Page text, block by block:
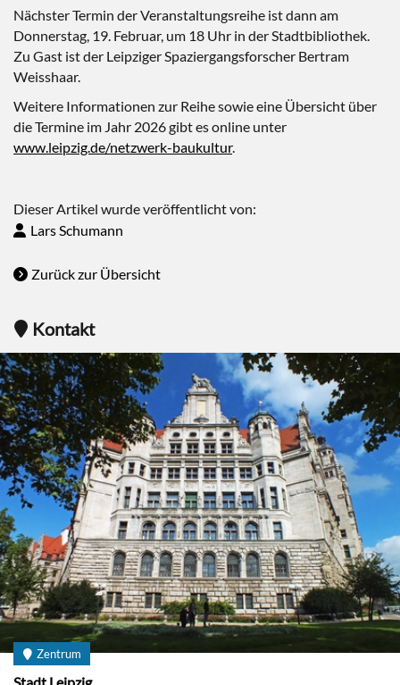
Nächster Termin der Veranstaltungsreihe ist dann am
Donnerstag, 19. Februar, um 18 Uhr in der Stadtbibliothek.
Zu Gast ist der Leipziger Spaziergangsforscher Bertram
Weisshaar.
Weitere Informationen zur Reihe sowie eine Übersicht über
die Termine im Jahr 2026 gibt es online unter
www.leipzig.de/netzwerk-baukultur.
Dieser Artikel wurde veröffentlicht von:
Lars Schumann
Zurück zur Übersicht
Kontakt
Zentrum